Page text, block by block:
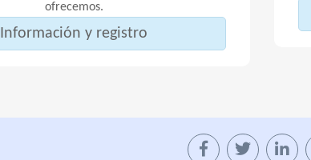
ofrecemos.
Información y registro